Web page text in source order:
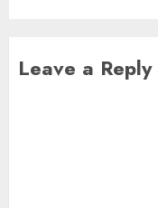
Leave a Reply